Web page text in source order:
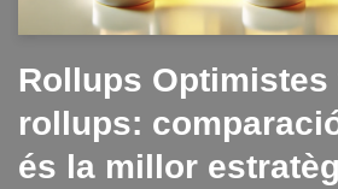
Rollups Optimistes
rollups:
és la millor